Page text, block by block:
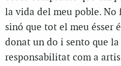
la vida del meu poble.
sinó que tot el meu ésser
donat un do i sento que
responsabilitat com a